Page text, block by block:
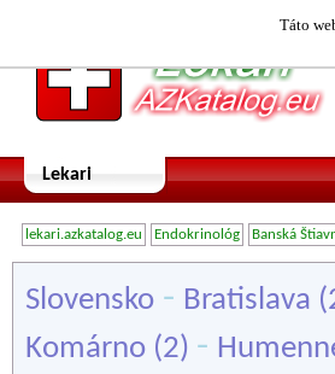
Táto
Lekari
lekari.azkatalog.eu Endokrinológ Banská
Slovensko - Bratislava
Komárno (2) -